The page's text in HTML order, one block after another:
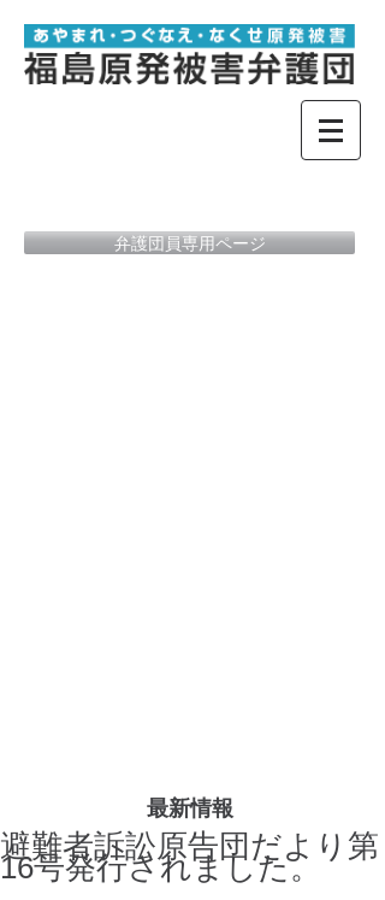
弁護団員専用ページ
最新情報
避難者訴訟原告団だより第
16号発行されました。